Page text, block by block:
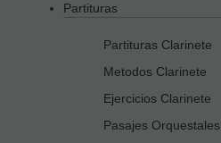
Partituras
Partituras Clarinete
Metodos Clarinete
Ejercicios Clarinete
Pasajes Orquestales